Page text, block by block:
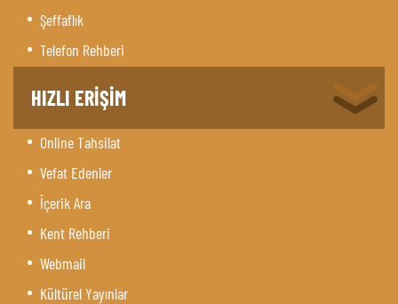
Şeffaflık
Telefon Rehberi
HIZLI ERİŞİM
Online Tahsilat
Vefat Edenler
İçerik Ara
Kent Rehberi
Webmail
Kültürel Yayınlar